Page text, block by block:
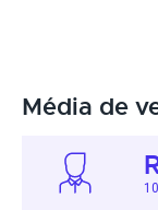
Média de